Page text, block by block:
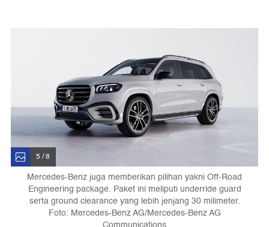
5 / 8
Mercedes-Benz juga memberikan pilihan yakni Off-Road
Engineering package. Paket ini meliputi underride guard
serta ground clearance yang lebih jenjang 30 milimeter.
Foto: Mercedes-Benz AG/Mercedes-Benz AG